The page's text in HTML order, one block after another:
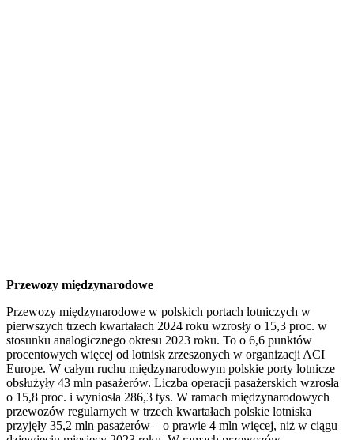
Przewozy międzynarodowe
Przewozy międzynarodowe w polskich portach lotniczych w
pierwszych trzech kwartałach 2024 roku wzrosły o 15,3 proc. w
stosunku analogicznego okresu 2023 roku. To o 6,6 punktów
procentowych więcej od lotnisk zrzeszonych w organizacji ACI
Europe. W całym ruchu międzynarodowym polskie porty lotnicze
obsłużyły 43 mln pasażerów. Liczba operacji pasażerskich wzrosła
o 15,8 proc. i wyniosła 286,3 tys. W ramach międzynarodowych
przewozów regularnych w trzech kwartałach polskie lotniska
przyjęły 35,2 mln pasażerów – o prawie 4 mln więcej, niż w ciągu